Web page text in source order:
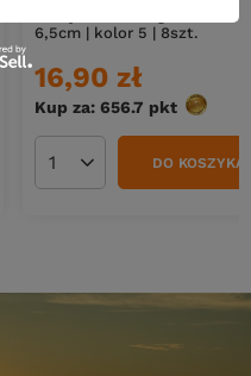
Gumy Water King Robak TR
6,5cm | kolor 5 | 8szt.
16,90 zł
Kup za: 656.7 pkt
Ilość produktówDO KOSZYKA